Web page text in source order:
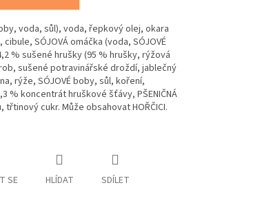
voda, sůl), voda, řepkový olej, okara
SÓJOVÁ omáčka (voda, SÓJOVÉ
% sušené hrušky (95 % hrušky, rýžová
sušené potravinářské droždí, jablečný
rýže, SÓJOVÉ boby, sůl, koření,
% koncentrát hruškové šťávy, PŠENIČNÁ
cukr. Může obsahovat HOŘČICI.
SE HLÍDAT SDÍLET